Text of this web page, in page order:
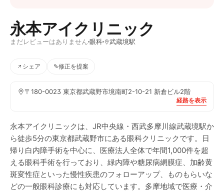
永本アイクリニック
まだレビューはありません 眼科 武蔵境駅
シェア ✎修正を提案
〒180-0023 東京都武蔵野市境南町2-10-21 新倉ビル2階
経路を表示
永本アイクリニックは、JR中央線・西武多摩川線武蔵境駅か
ら徒歩5分の東京都武蔵野市にある眼科クリニックです。日
帰り白内障手術を中心に、医療法人全体で年間1,000件を超
える眼科手術を行っており、緑内障や糖尿病網膜症、加齢黄
斑変性症といった慢性疾患のフォローアップ、ものもらいな
どの一般眼科診療にも対応しています。多摩地域で医療・介